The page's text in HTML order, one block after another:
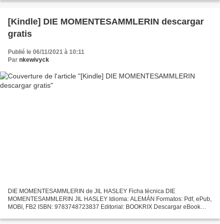
Descargar...
[Kindle] DIE MOMENTESAMMLERIN descargar
gratis
Publié le 06/11/2021 à 10:11
Par nkewivyck
DIE MOMENTESAMMLERIN de JIL HASLEY Ficha técnica DIE
MOMENTESAMMLERIN JIL HASLEY Idioma: ALEMÁN Formatos: Pdf, ePub,
MOBI, FB2 ISBN: 9783748723837 Editorial: BOOKRIX Descargar eBook
MOMENTESAMMLERIN...